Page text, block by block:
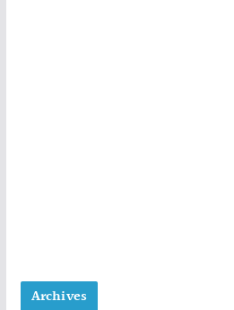
Archives